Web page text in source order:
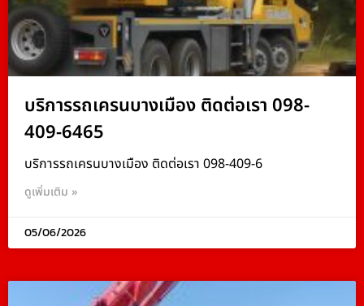
บริการรถเครนบางเมือง ติดต่อเรา 098-
409-6465
บริการรถเครนบางเมือง ติดต่อเรา 098-409-6
ดูเพิ่มเติม »
05/06/2026